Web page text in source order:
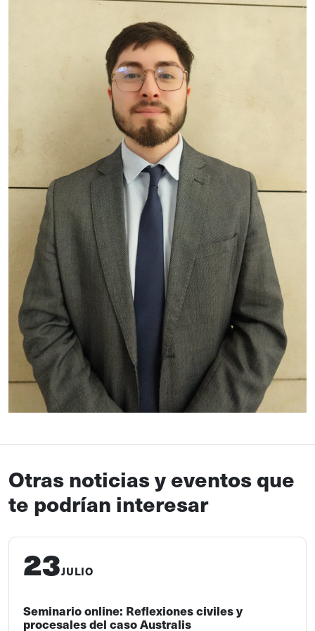
Otras noticias y eventos que
te podrían interesar
23JULIO
Seminario online: Reflexiones civiles y
procesales del caso Australis